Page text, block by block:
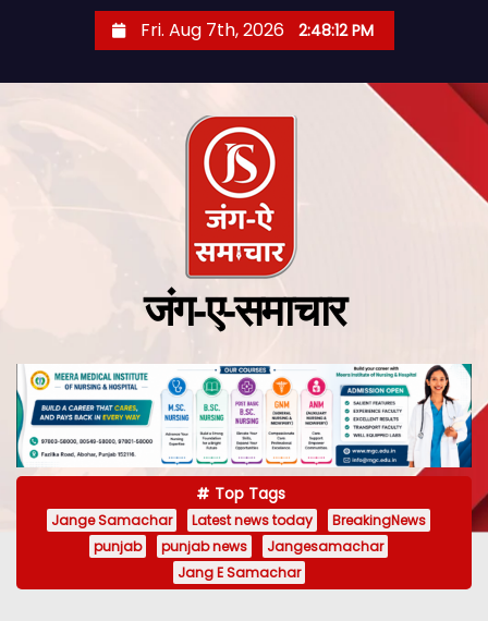
Fri. Aug 7th, 2026 2:48:12 PM
जंग-ए-समाचार
Top Tags
Jange Samachar Latest news today
BreakingNews
punjab
punjab news
Jangesamachar
Jang E Samachar